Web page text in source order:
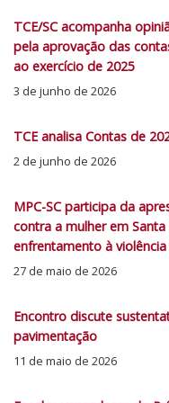
TCE/SC acompanha
pela aprovação das
ao exercício de 2025
3 de junho de 2026
TCE analisa Contas de
2 de junho de 2026
MPC-SC participa da
contra a mulher em
enfrentamento à
27 de maio de 2026
Encontro discute
pavimentação
11 de maio de 2026